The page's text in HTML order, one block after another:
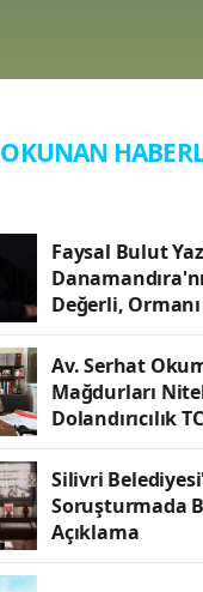
Faysal Bulut
Değerli,
Av. Serhat
Mağdurları
Dolandırıcılık
Silivri
Soruşturmada
Açıklama